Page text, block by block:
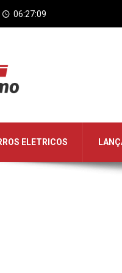
06:27:09
ELETRICOS